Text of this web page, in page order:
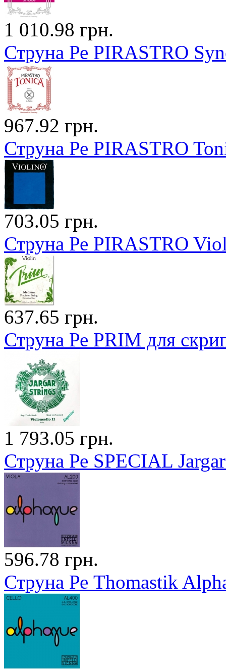
1 010.98 грн.
Струна Ре PIRASTRO
967.92 грн.
Струна Ре PIRASTRO
703.05 грн.
Струна Ре PIRASTRO
637.65 грн.
Струна Ре PRIM для
1 793.05 грн.
Струна Ре SPECIAL
596.78 грн.
Струна Ре Thomastik